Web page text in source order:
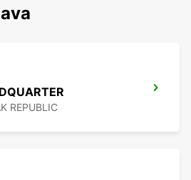
REPUBLIC